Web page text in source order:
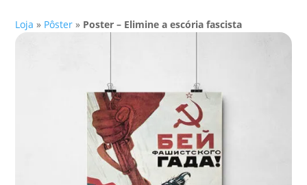
Loja » Pôster » Poster – Elimine a escória fascista